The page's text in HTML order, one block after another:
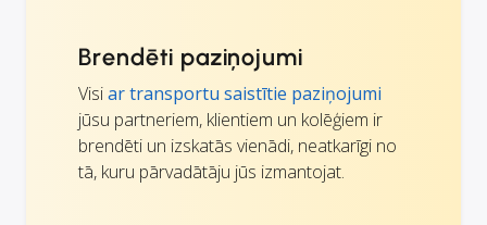
Brendēti paziņojumi
Visiar transportu saistītie paziņojumi
jūsu partneriem, klientiem un kolēģiem ir
brendēti un izskatās vienādi, neatkarīgi no
tā, kuru pārvadātāju jūs izmantojat.